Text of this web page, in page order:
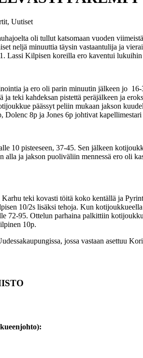
Uutiset
oli tullut katsomaan vuoden
neljä minuuttia täysin vastaantulija ja
Lassi Kilpisen koreilla ero kaventui
ja ero oli parin minuutin jälkeen jo
ja teki kahdeksan pistettä peräjälkeen ja
päässyt peliin mukaan jakson
Dolenc 8p ja Jones 6p johtivat
10 pisteeseen, 37-45. Sen jälkeen
alla ja jakson puoliväliin mennessä ero oli
Karhu teki kovasti töitä koko kentällä ja
10/2s lisäksi tehoja. Kun
95. Ottelun parhaina palkittiin
10p.
jossa vastaan asettuu